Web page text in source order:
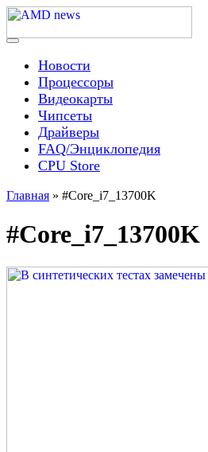
Skip
content
AMD news
Menu
Новости
Процессоры
Видеокарты
Чипсеты
Драйверы
FAQ/Энциклопедия
CPU Store
Главная » #Core_i7_13700K
#Core_i7_13700K